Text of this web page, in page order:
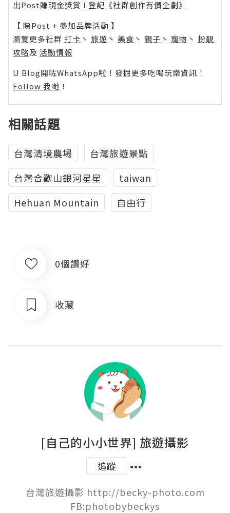
出Post賺現金獎賞 l 登記《社群創作有價企劃》
【 睇Post + 參加品牌活動 】
瀏覽更多社群 打卡 丶 旅遊 丶 美食 丶 親子 丶 寵物 丶 扮靚
攻略及 活動情報
U Blog開咗WhatsApp啦！發掘更多吃喝玩樂資訊！
Follow 我哋 ！
相關話題
台灣清境農場
台灣旅遊景點
台灣合歡山銀河星星
taiwan
Hehuan Mountain
自由行
0個讚好
收藏
[自己的小小世界] 旅遊攝影
追蹤
台灣旅遊攝影 http://becky-photo.com
FB:photobybeckys